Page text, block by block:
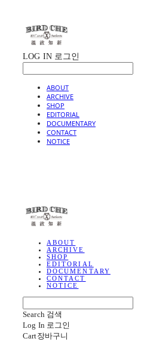
LOG IN 로그인
ABOUT
ARCHIVE
SHOP
EDITORIAL
DOCUMENTARY
CONTACT
NOTICE
ABOUT
ARCHIVE
SHOP
EDITORIAL
DOCUMENTARY
CONTACT
NOTICE
Search 검색
Log In 로그인
Cart장바구니